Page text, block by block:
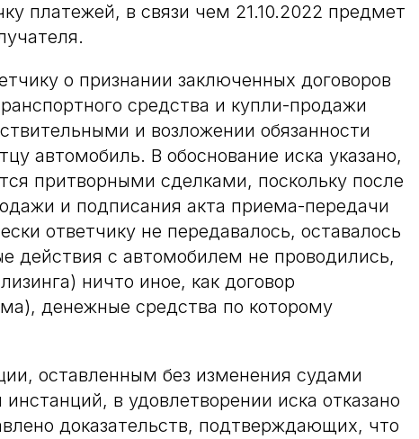
платежей, в связи чем 21.10.2022 предмет
о признании заключенных договоров
средства и купли-продажи
и возложении обязанности
автомобиль. В обоснование иска указано,
притворными сделками, поскольку после
и подписания акта приема-передачи
ответчику не передавалось, оставалось
действия с автомобилем не проводились,
ничто иное, как договор
денежные средства по которому
оставленным без изменения судами
в удовлетворении иска отказано
доказательств, подтверждающих, что